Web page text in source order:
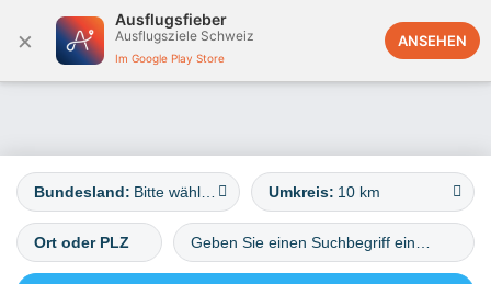
×
Ausflugsfieber
Ausflugsziele Schweiz
Im Google Play Store
ANSEHEN
Österreich
Bundesland: Umkreis: 10 km